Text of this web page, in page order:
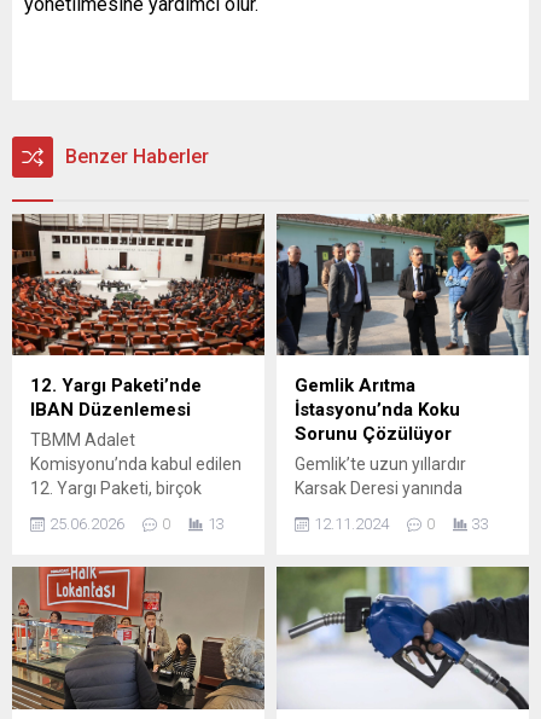
Benzer Haberler
12. Yargı Paketi’nde
IBAN Düzenlemesi
TBMM Adalet
Komisyonu’nda kabul edilen
12. Yargı Paketi, birçok
kanunda değişiklik öngören
düzenlemeler içeriyor.
tartışılan “IBAN
mağdurları”na ilişkin ceza
indirimi sağlayan bir
düzenleme de yer aldı.
Komisyon kararıyla, haksız
menfaat temin etmek
25.06.2026 0 13
Gemlik Arıtma
İstasyonu’nda Koku
Sorunu Çözülüyor
Gemlik’te uzun yıllardır
Karsak Deresi yanında
bulunan BUSKİ Aktarma
İstasyonu’ndan yayılan kötü
rahatsız ediyordu. Gemlik
Belediye Başkanı Şükrü
Deviren, bu sorunu çözmek
amacıyla Bursa Büyükşehir
Belediye Başkanı Mustafa
Bozbey ve BUSKİ
12.11.2024 0 33